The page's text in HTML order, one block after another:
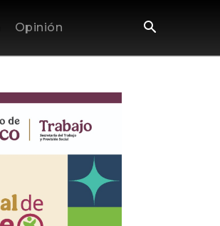
Opinión